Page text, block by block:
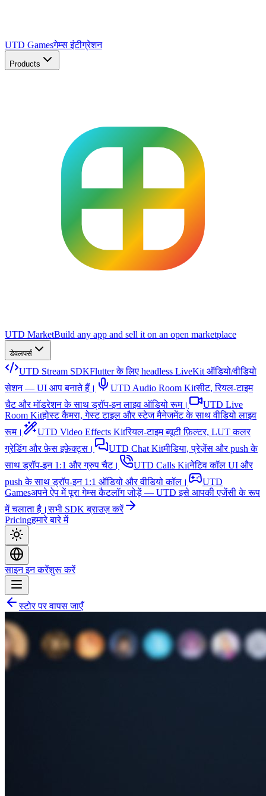
UTD Gamesगेम्स इंटीग्रेशन
Products
UTD MarketBuild any app and sell it on an open marketplace
डेवलपर्स
UTD Stream SDKFlutter के लिए headless LiveKit ऑडियो/वीडियो
सेशन — UI आप बनाते हैं।
UTD Audio Room Kitसीट, रियल-टाइम
चैट और मॉडरेशन के साथ ड्रॉप-इन लाइव ऑडियो रूम।
UTD Live
Room Kitहोस्ट कैमरा, गेस्ट टाइल और स्टेज मैनेजमेंट के साथ वीडियो लाइव
रूम।
UTD Video Effects Kitरियल-टाइम ब्यूटी फ़िल्टर, LUT कलर
ग्रेडिंग और फ़ेस इफ़ेक्ट्स।
UTD Chat Kitमीडिया, प्रेज़ेंस और push के
साथ ड्रॉप-इन 1:1 और ग्रुप चैट।
UTD Calls Kitनेटिव कॉल UI और
push के साथ ड्रॉप-इन 1:1 ऑडियो और वीडियो कॉल।
UTD
Gamesअपने ऐप में पूरा गेम्स कैटलॉग जोड़ें — UTD इसे आपकी एजेंसी के रूप
में चलाता है।सभी SDK ब्राउज़ करें
Pricingहमारे बारे में
साइन इन करेंशुरू करें
स्टोर पर वापस जाएँ